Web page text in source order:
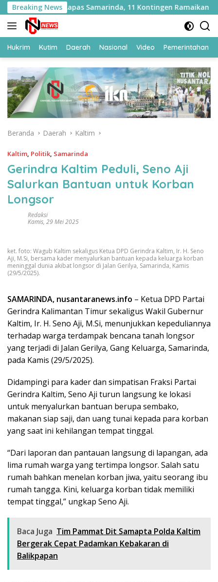
Langsung
ke
konten
Breaking News
WBP di Lapas Samarinda, 11 Kontingen Ramaikan HUT
Hukrim Kutim Daerah Nasional Video Pemerintahan
Beranda Daerah Kaltim
Kaltim, Politik, Samarinda
Gerindra Kaltim Peduli, Seno Aji
Salurkan Bantuan untuk Korban
Longsor
Redaksi
Kamis, 29 Mei 2025
ket. foto: Wagub Kaltim sekaligus Ketua DPD Gerindra Kaltim, Ir. H. Seno
Aji, M.Si, bersama kader menyalurkan bantuan kepada keluarga korban
meninggal dunia akibat longsor di Jalan Gerilya, Samarinda, Kamis
(29/5/2025).
SAMARINDA, nusantaranews.info – Ketua DPD Partai
Gerindra Kalimantan Timur sekaligus Wakil Gubernur
Kaltim, Ir. H. Seno Aji, M.Si, menunjukkan kepeduliannya
terhadap warga terdampak bencana tanah longsor
yang terjadi di Jalan Gerilya, Gang Keluarga, Samarinda,
pada Kamis (29/5/2025).
Didampingi para kader dan simpatisan Fraksi Partai
Gerindra Kaltim, Seno Aji turun langsung ke lokasi
untuk menyalurkan bantuan berupa sembako,
makanan siap saji, dan uang tunai kepada para korban
yang saat ini kehilangan tempat tinggal.
“Dari laporan dan pantauan langsung di lapangan, ada
lima rumah warga yang tertimpa longsor. Salah satu
rumah bahkan menelan korban jiwa, yaitu seorang ibu
rumah tangga. Kini, keluarga korban tidak memiliki
tempat tinggal,” ungkap Seno Aji.
Baca Juga Tim Pammat Dit Samapta Polda Kaltim
Bergerak Cepat Padamkan Kebakaran di
Balikpapan